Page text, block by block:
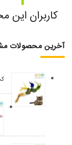
کاربران این
آخرین محصولات